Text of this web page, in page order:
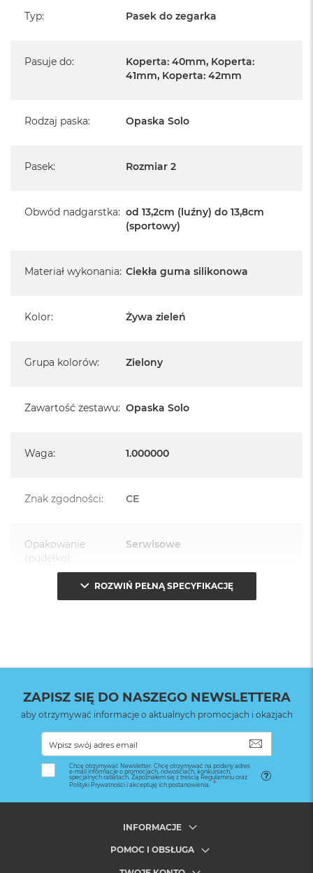
Typ: Pasek do zegarka
Pasuje do:
Koperta: 40mm, Koperta:
41mm, Koperta: 42mm
Rodzaj paska: Opaska Solo
Pasek: Rozmiar 2
Obwód nadgarstka: od 13,2cm (luźny) do 13,8cm
(sportowy)
Materiał wykonania: Ciekła guma silikonowa
Kolor: Żywa zieleń
Grupa kolorów: Zielony
Zawartość zestawu: Opaska Solo
Waga: 1.000000
Znak zgodności: CE
Opakowanie
(pudełko):
Serwisowe
ROZWIŃ PEŁNĄ SPECYFIKACJĘ
ZAPISZ SIĘ DO NASZEGO NEWSLETTERA
aby otrzymywać informacje o aktualnych promocjach i okazjach
Chcę otrzymywać Newsletter. Chcę otrzymywać na podany adres
e-mail informacje o promocjach, nowościach, konkursach,
specjalnych rabatach. Zapoznałem się z treścią Regulaminu oraz
Polityki Prywatności i akceptuję ich postanowienia.
INFORMACJE
POMOC I OBSŁUGA